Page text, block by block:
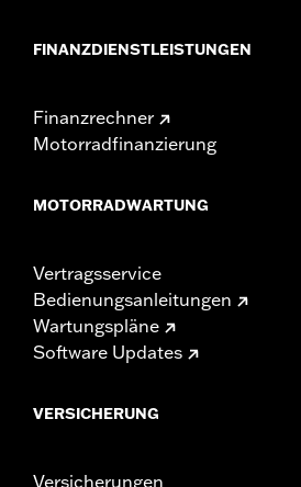
FINANZDIENSTLEISTUNGEN
Finanzrechner
Motorradfinanzierung
MOTORRADWARTUNG
Vertragsservice
Bedienungsanleitungen
Wartungspläne
Software Updates
VERSICHERUNG
Versicherungen